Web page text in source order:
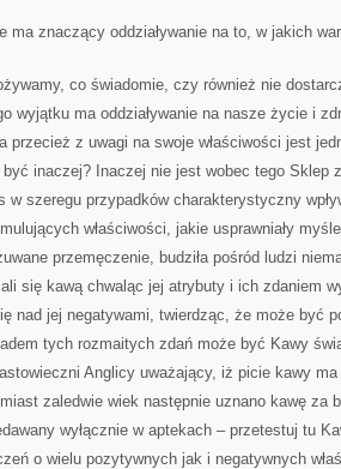
ma znaczący oddziaływanie na to, w jakich
co świadomie, czy również nie
wyjątku ma oddziaływanie na nasze życie i
przecież z uwagi na swoje właściwości jest
być inaczej? Inaczej nie jest wobec tego Sklep
w szeregu przypadków charakterystyczny
właściwości, jakie usprawniały
przemęczenie, budziła pośród ludzi
się kawą chwaląc jej atrybuty i ich zdaniem
nad jej negatywami, twierdząc, że może być
tych rozmaitych zdań może być Kawy
Anglicy uważający, iż picie kawy
zaledwie wiek następnie uznano kawę za
wyłącznie w aptekach – przetestuj tu
o wielu pozytywnych jak i negatywnych